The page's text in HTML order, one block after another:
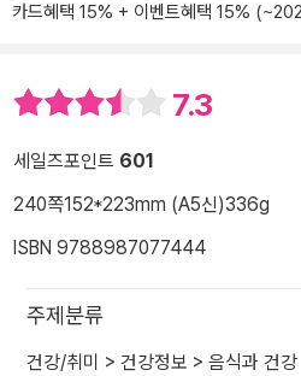
카드혜택 15% + 이벤트혜택 15%
7.3
세일즈포인트 601
240쪽152*223mm (A5신)336g
ISBN 9788987077444
주제분류
건강/취미 > 건강정보 > 음식과 건강